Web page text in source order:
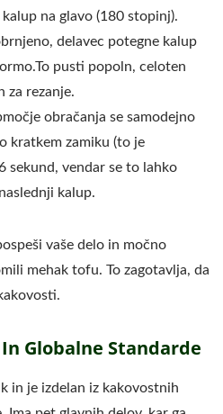
na glavo (180 stopinj).
delavec potegne kalup
pusti popoln, celoten
za rezanje.
obračanja se samodejno
kratkem zamiku (to je
sekund, vendar se to lahko
kalup.
vaše delo in močno
mehak tofu. To zagotavlja, da
Globalne Standarde
in je izdelan iz kakovostnih